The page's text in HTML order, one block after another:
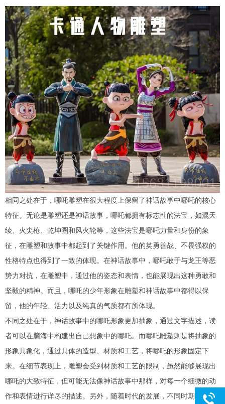
相同之处在于，哪吒雕塑在很大程度上保留了神话故事中哪吒的核心
特征。无论是雕塑还是神话故事，哪吒都拥有标志性的法宝，如混天
绫、火尖枪、乾坤圈和风火轮等，这些法宝是哪吒力量和身份的象
征，在雕塑和故事中都起到了关键作用。他的英勇善战、不畏强权的
性格特点也得到了一致的体现。在神话故事中，哪吒敢于与龙王等恶
势力对抗，在雕塑中，通过他的姿态和表情，也能展现出这种勇敢和
坚毅的精神。而且，哪吒的少年形象在雕塑和神话故事中都得以保
留，他的年轻、活力以及纯真的气质都有所体现。
不同之处在于，神话故事中的哪吒形象更加抽象，通过文字描述，读
者可以在脑海中构建出自己想象中的哪吒。而哪吒雕塑则是将抽象的
形象具象化，通过具体的造型、材质和工艺，将哪吒的形象固定下
来。在细节表现上，雕塑会受到材质和工艺的限制，虽然能够展现出
哪吒的大致特征，但可能无法像神话故事中那样，对每一个细微的动
作和表情进行详尽的描述。另外，随着时代的发展，不同时期的哪吒